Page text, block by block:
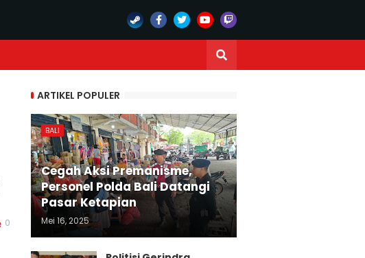
0
ARTIKEL POPULER
BALI
Cegah Aksi Premanisme,
Personel Polda Bali Datangi
Pasar Ketapian
Mei 16, 2025